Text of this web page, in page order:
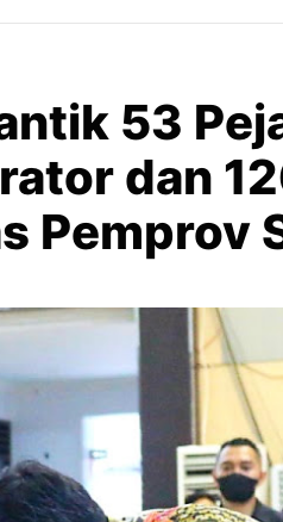
53
dan
Pemprov